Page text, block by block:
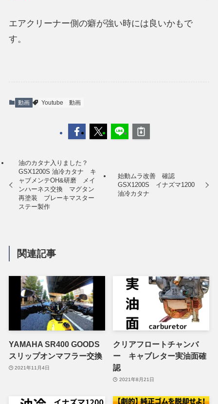
エアクリーナー側の癖が強い時には良いかもで
す。
動画 Youtube 動画
油のカタナ入りました？
GSX1200S 油冷カタナ キ
ャブメンテOH&研磨 メイ
ンハーネス交換 マグタン
再塗装 ブレーキマスター
ステー製作
始動ムラ改善 確認
GSX1200S イナズマ1200
油冷カタナ
関連記事
YAMAHA SR400 GOODS
スリップオンマフラー交換
2021年11月4日
クリアフロートチャンバ
ー キャブレター実油面確
認
2021年8月21日